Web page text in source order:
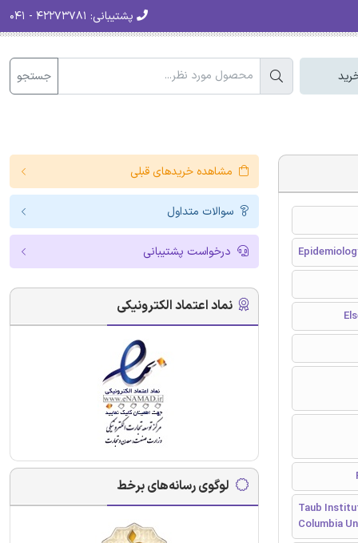
پشتیبانی:
جستجو
Taub
Columbia
مشاهده خریدهای قبلی
سوالات متداول
درخواست پشتیبانی
نماد اعتماد الکترونیکی
لوگوی رسانه‌های برخط